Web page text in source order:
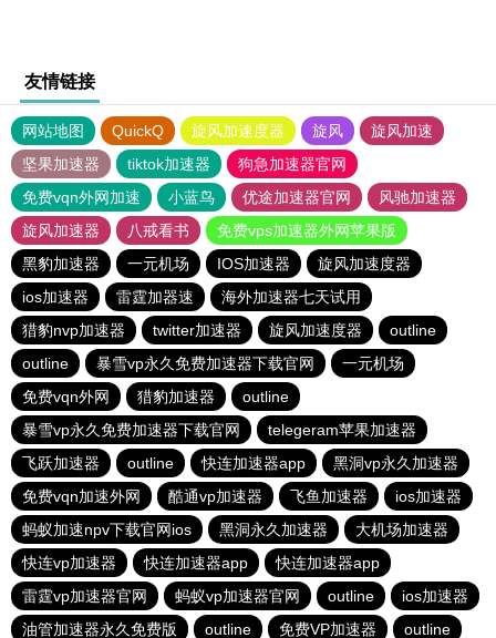
友情链接
网站地图 QuickQ 旋风加速度器 旋风
旋风加速
坚果加速器
tiktok加速器
狗急加速器官网
免费vqn外网加速
小蓝鸟 优途加速器官网
风驰加速器
旋风加速器
八戒看书
免费vps加速器外网苹果版
黑豹加速器
一元机场 IOS加速器
旋风加速度器
ios加速器
雷霆加器速
海外加速器七天试用
猎豹nvp加速器
twitter加速器 旋风加速度器
outline
outline
暴雪vp永久免费加速器下载官网
一元机场
免费vqn外网
猎豹加速器
outline
暴雪vp永久免费加速器下载官网
telegeram苹果加速器
飞跃加速器
outline 快连加速器app
黑洞vp永久加速器
免费vqn加速外网
酷通vp加速器 飞鱼加速器
ios加速器
蚂蚁加速npv下载官网ios
黑洞永久加速器
大机场加速器
快连vp加速器
快连加速器app
快连加速器app
雷霆vp加速器官网
蚂蚁vp加速器官网 outline
ios加速器
油管加速器永久免费版
outline 免费VP加速器 outline